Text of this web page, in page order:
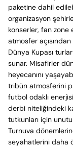
paketine dahil
organizasyon
konserler, fan
atmosfer
Dünya Kupası
sunar. Misafirler
heyecanını
tribün atmosferini
futbol odaklı
derbi niteliğindeki
tutkunları için
Turnuva
seyahatlerini daha